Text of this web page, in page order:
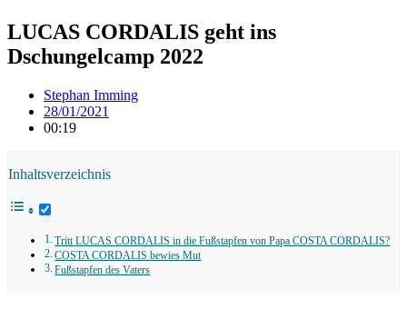
LUCAS CORDALIS geht ins
Dschungelcamp 2022
Stephan Imming
28/01/2021
00:19
Inhaltsverzeichnis
Tritt LUCAS CORDALIS in die Fußstapfen von Papa COSTA CORDALIS?
COSTA CORDALIS bewies Mut
Fußstapfen des Vaters